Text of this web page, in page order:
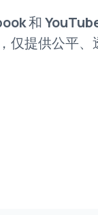
和
仅提供公平、